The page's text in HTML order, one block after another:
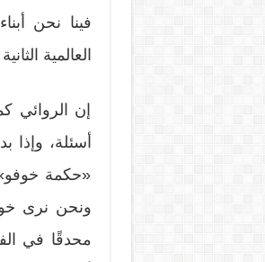
فينا نحن
العالمية
إن الروائي
أسئلة، وإذا
«حكمة
ونحن نرى
محدقًا في